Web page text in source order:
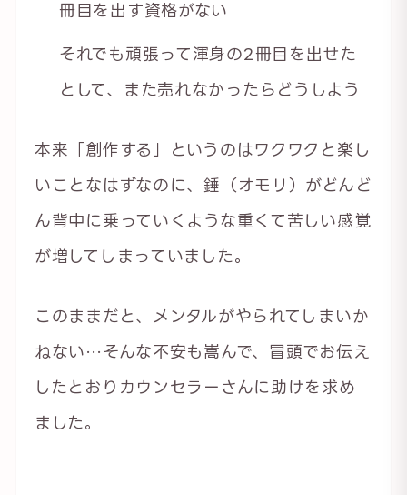
冊目を出す資格がない
それでも頑張って渾身の2冊目を出せた
として、また売れなかったらどうしよう
本来「創作する」というのはワクワクと楽し
いことなはずなのに、錘（オモリ）がどんど
ん背中に乗っていくような重くて苦しい感覚
が増してしまっていました。
このままだと、メンタルがやられてしまいか
ねない…そんな不安も嵩んで、冒頭でお伝え
したとおりカウンセラーさんに助けを求め
ました。